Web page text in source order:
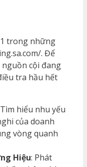
trong những
. Để
cội đang
tra hầu hết
hiểu nhu yếu
của doanh
vòng quanh
Hiệu: Phát